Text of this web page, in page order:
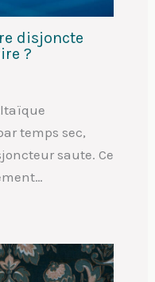
disjoncte
?
temps sec,
saute. Ce